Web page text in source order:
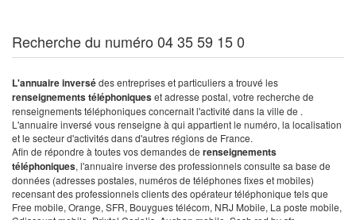
Recherche du numéro 04 35 59 15 0
L'annuaire inversédes entreprises et particuliers a trouvé les
renseignements téléphoniqueset adresse postal, votre recherche de
renseignements téléphoniques concernait l'activité dans la ville de .
L'annuaire inversé vous renseigne à qui appartient le numéro, la localisation
et le secteur d'activités dans d'autres régions de France.
Afin de répondre à toutes vos demandes de renseignements
téléphoniques, l'annuaire inverse des professionnels consulte sa base de
données (adresses postales, numéros de téléphones fixes et mobiles)
recensant des professionnels clients des opérateur téléphonique tels que
Free mobile, Orange, SFR, Bouygues télécom, NRJ Mobile, La poste mobile,